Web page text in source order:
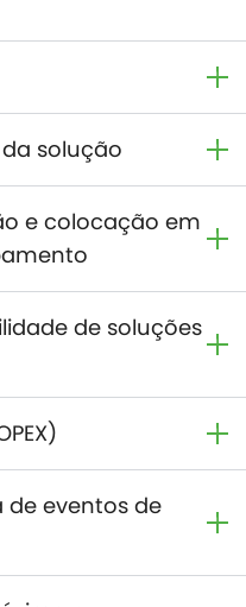
solução
e colocação em
de soluções
de eventos de